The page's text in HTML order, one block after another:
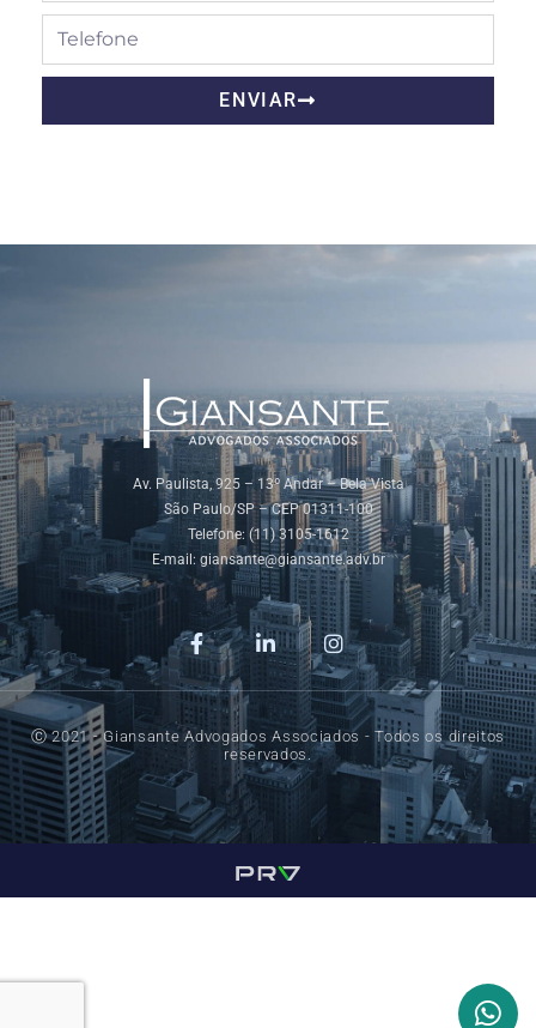
ENVIAR
Av. Paulista, 925 – 13º Andar – Bela Vista
São Paulo/SP – CEP 01311-100
Telefone: (11) 3105-1612
E-mail: giansante@giansante.adv.br
Ⓒ 2021 - Giansante Advogados Associados - Todos os direitos
reservados.